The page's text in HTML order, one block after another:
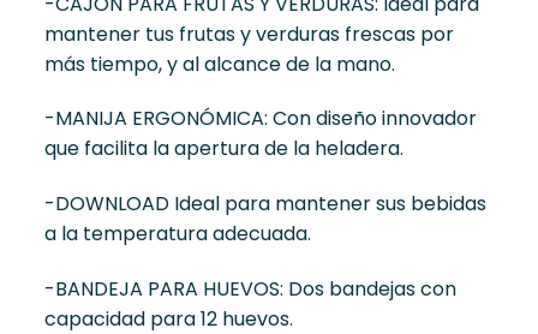
mantener tus frutas y verduras frescas por
más tiempo, y al alcance de la mano.
-MANIJA ERGONÓMICA: Con diseño innovador
que facilita la apertura de la heladera.
-DOWNLOAD Ideal para mantener sus bebidas
a la temperatura adecuada.
-BANDEJA PARA HUEVOS: Dos bandejas con
capacidad para 12 huevos.